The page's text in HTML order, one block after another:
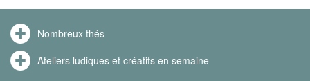
Nombreux thés
Ateliers ludiques et créatifs en semaine